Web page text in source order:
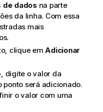
de dados na parte
da linha. Com essa
mais
clique emAdicionar
, digite o valor da
ponto será adicionado.
o valor com uma